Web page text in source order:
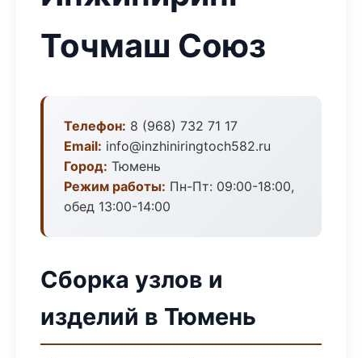
Точмаш Союз
Телефон: 8 (968) 732 71 17
Email: info@inzhiniringtoch582.ru
Город: Тюмень
Режим работы: Пн-Пт: 09:00-18:00,
обед 13:00-14:00
Сборка узлов и
изделий в Тюмень